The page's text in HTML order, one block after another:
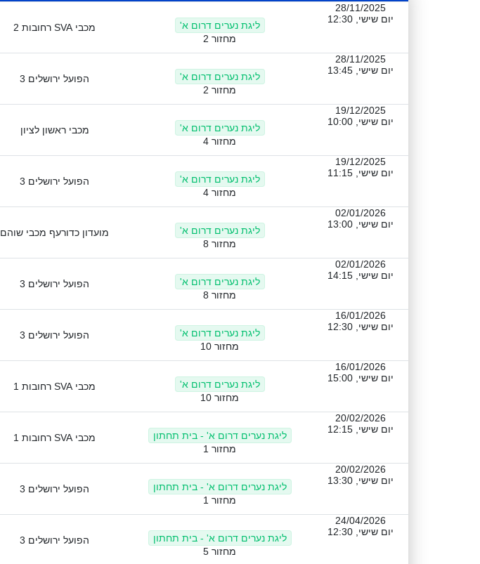
28/11/2025
יום שישי, 12:30
ליגת נערים דרום א'
מחזור 2
מכבי SVA רחובות 2
28/11/2025
יום שישי, 13:45
ליגת נערים דרום א'
מחזור 2
הפועל ירושלים 3
19/12/2025
יום שישי, 10:00
ליגת נערים דרום א'
מחזור 4
מכבי ראשון לציון
19/12/2025
יום שישי, 11:15
ליגת נערים דרום א'
מחזור 4
הפועל ירושלים 3
02/01/2026
יום שישי, 13:00
ליגת נערים דרום א'
מחזור 8
מועדון כדורעף מכבי שוהם
02/01/2026
יום שישי, 14:15
ליגת נערים דרום א'
מחזור 8
הפועל ירושלים 3
16/01/2026
יום שישי, 12:30
ליגת נערים דרום א'
מחזור 10
הפועל ירושלים 3
16/01/2026
יום שישי, 15:00
ליגת נערים דרום א'
מחזור 10
מכבי SVA רחובות 1
20/02/2026
יום שישי, 12:15
ליגת נערים דרום א' - בית תחתון
מחזור 1
מכבי SVA רחובות 1
20/02/2026
יום שישי, 13:30
ליגת נערים דרום א' - בית תחתון
מחזור 1
הפועל ירושלים 3
24/04/2026
יום שישי, 12:30
ליגת נערים דרום א' - בית תחתון
מחזור 5
הפועל ירושלים 3